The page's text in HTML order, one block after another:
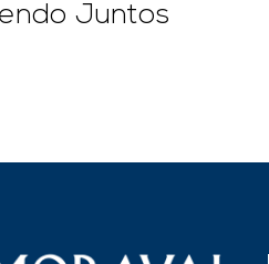
Juntos